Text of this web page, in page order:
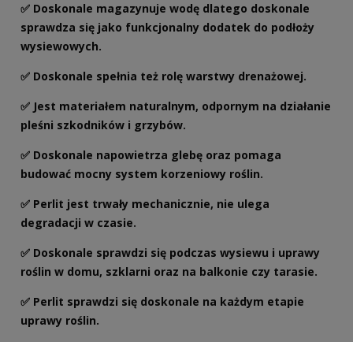
✅ Doskonale magazynuje wodę dlatego doskonale
sprawdza się jako funkcjonalny dodatek do podłoży
wysiewowych.
✅ Doskonale spełnia też rolę warstwy drenażowej.
✅ Jest materiałem naturalnym, odpornym na działanie
pleśni szkodników i grzybów.
✅ Doskonale napowietrza glebę oraz pomaga
budować mocny system korzeniowy roślin.
✅ Perlit jest trwały mechanicznie, nie ulega
degradacji w czasie.
✅ Doskonale sprawdzi się podczas wysiewu i uprawy
roślin w domu, szklarni oraz na balkonie czy tarasie.
✅ Perlit sprawdzi się doskonale na każdym etapie
uprawy roślin.